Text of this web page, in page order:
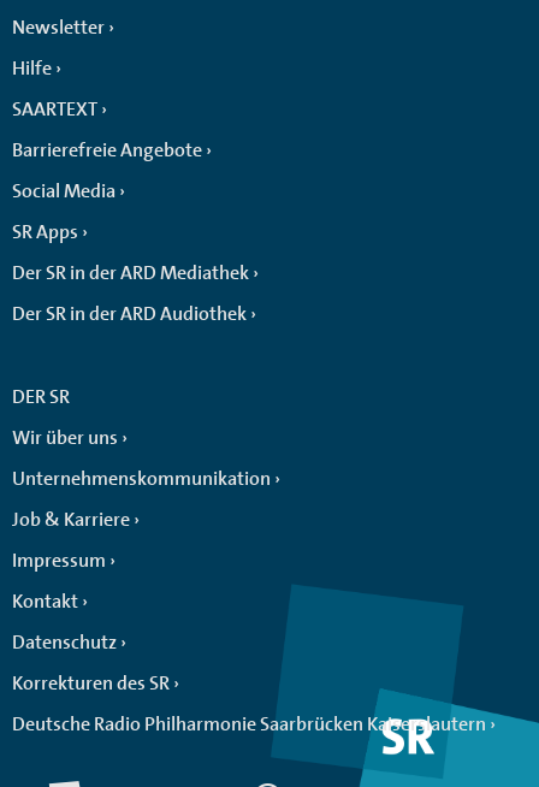
Newsletter
Hilfe
SAARTEXT
Barrierefreie Angebote
Social Media
SR Apps
Der SR in der ARD Mediathek
Der SR in der ARD Audiothek
DER SR
Wir über uns
Unternehmenskommunikation
Job & Karriere
Impressum
Kontakt
Datenschutz
Korrekturen des SR
Deutsche Radio Philharmonie Saarbrücken Kaiserslautern